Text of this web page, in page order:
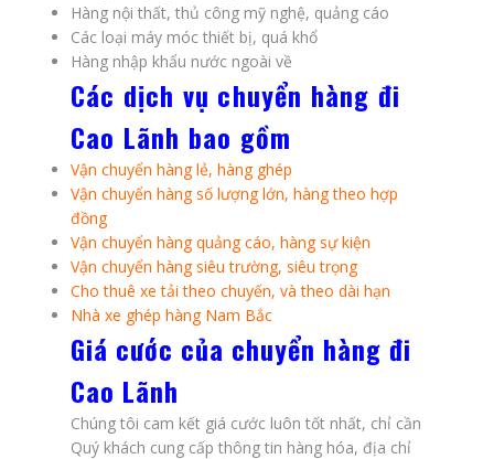
Hàng nội thất, thủ công mỹ nghệ, quảng cáo
Các loại máy móc thiết bị, quá khổ
Hàng nhập khẩu nước ngoài về
Các dịch vụ chuyển hàng đi
Cao Lãnh bao gồm
Vận chuyển hàng lẻ, hàng ghép
Vận chuyển hàng số lượng lớn, hàng theo hợp
đồng
Vận chuyển hàng quảng cáo, hàng sự kiện
Vận chuyển hàng siêu trường, siêu trọng
Cho thuê xe tải theo chuyến, và theo dài hạn
Nhà xe ghép hàng Nam Bắc
Giá cước của chuyển hàng đi
Cao Lãnh
Chúng tôi cam kết giá cước luôn tốt nhất, chỉ cần
Quý khách cung cấp thông tin hàng hóa, địa chỉ